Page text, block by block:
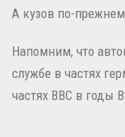
А кузов по-
Напомним, что
службе в частях
частях ВВС в годы